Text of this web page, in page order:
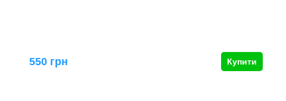
550 грн Купити